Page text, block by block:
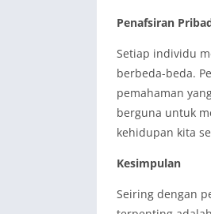
Penafsiran
Setiap individu
berbeda-beda.
pemahaman
berguna untuk
kehidupan kita
Kesimpulan
Seiring dengan